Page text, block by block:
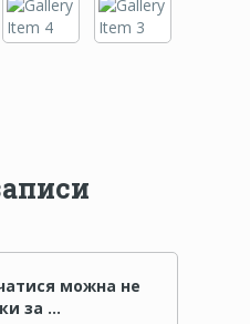
можна не
за …